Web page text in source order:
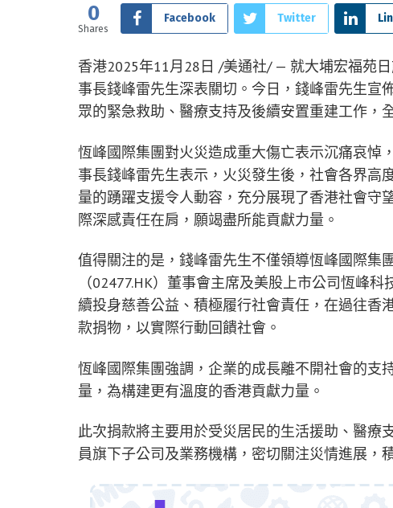
0
Shares
Facebook Twitter
香港2025年11月28日 /美通社/ — 就大埔宏福苑
事長錢峰雷先生深表關切。今日，錢峰雷先生宣
眾的緊急救助、醫療支持及後續安置重建工作，
恆峰國際集團對火災造成重大傷亡表示沉痛哀悼
事長錢峰雷先生表示，火災發生後，社會各界高
量的踴躍支援令人動容，充分展現了香港社會守
際深感責任在肩，願竭盡所能貢獻力量。
值得關注的是，錢峰雷先生不僅領導恆峰國際集
（02477.HK）董事會主席及美股上市公司恆峰
續投身慈善公益、積極履行社會責任，在過往香
款捐物，以實際行動回饋社會。
恆峰國際集團強調，企業的成長離不開社會的支
量，為構建更有溫度的香港貢獻力量。
此次捐款將主要用於受災居民的生活援助、醫療
員旗下子公司及業務機構，密切關注災情進展，